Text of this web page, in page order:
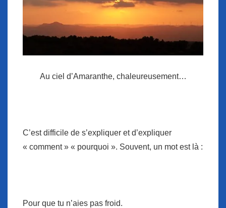
Au ciel d’Amaranthe, chaleureusement…
C’est difficile de s’expliquer et d’expliquer
« comment » « pourquoi ». Souvent, un mot est là :
Pour que tu n’aies pas froid.